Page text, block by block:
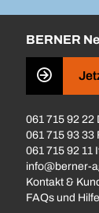
BERNER
061 715 92 22
061 715 93 33
061 715 92 11
info@berner-
Kontakt &
FAQs und Hilfe